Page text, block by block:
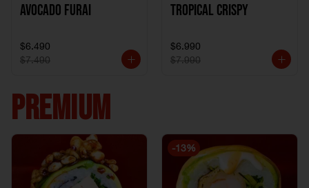
Avocado Furai
$6.490
$7.490
Tropical crispy
$6.990
$7.990
PREMIUM
-13%